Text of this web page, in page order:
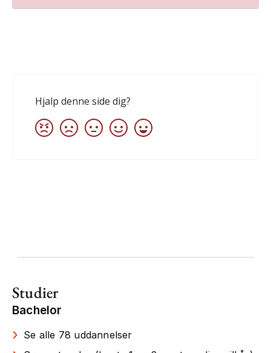
Studier
Bachelor
Se alle 78 uddannelser